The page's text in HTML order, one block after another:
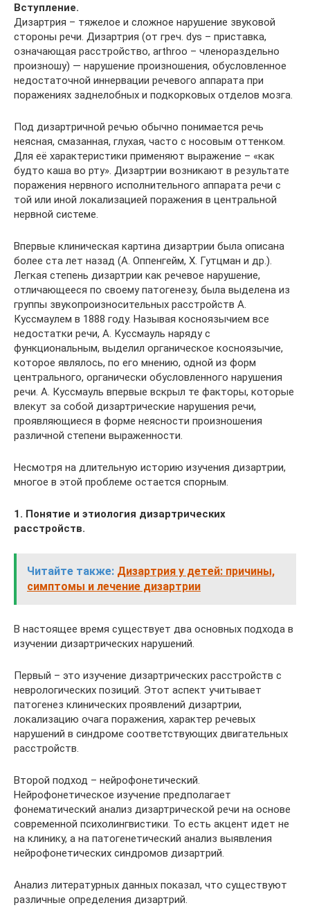
Вступление.
Дизартрия – тяжелое и сложное нарушение звуковой
стороны речи. Дизартрия (от греч. dys – приставка,
означающая расстройство, arthroo – членораздельно
произношу) — нарушение произношения, обусловленное
недостаточной иннервации речевого аппарата при
поражениях заднелобных и подкорковых отделов мозга.
Под дизартричной речью обычно понимается речь
неясная, смазанная, глухая, часто с носовым оттенком.
Для её характеристики применяют выражение – «как
будто каша во рту». Дизартрии возникают в результате
поражения нервного исполнительного аппарата речи с
той или иной локализацией поражения в центральной
нервной системе.
Впервые клиническая картина дизартрии была описана
более ста лет назад (А. Оппенгейм, Х. Гутцман и др.).
Легкая степень дизартрии как речевое нарушение,
отличающееся по своему патогенезу, была выделена из
группы звукопроизносительных расстройств А.
Куссмаулем в 1888 году. Называя косноязычием все
недостатки речи, А. Куссмауль наряду с
функциональным, выделил органическое косноязычие,
которое являлось, по его мнению, одной из форм
центрального, органически обусловленного нарушения
речи. А. Куссмауль впервые вскрыл те факторы, которые
влекут за собой дизартрические нарушения речи,
проявляющиеся в форме неясности произношения
различной степени выраженности.
Несмотря на длительную историю изучения дизартрии,
многое в этой проблеме остается спорным.
1. Понятие и этиология дизартрических
расстройств.
Читайте также: Дизартрия у детей: причины,
симптомы и лечение дизартрии
В настоящее время существует два основных подхода в
изучении дизартрических нарушений.
Первый – это изучение дизартрических расстройств с
неврологических позиций. Этот аспект учитывает
патогенез клинических проявлений дизартрии,
локализацию очага поражения, характер речевых
нарушений в синдроме соответствующих двигательных
расстройств.
Второй подход – нейрофонетический.
Нейрофонетическое изучение предполагает
фонематический анализ дизартрической речи на основе
современной психолингвистики. То есть акцент идет не
на клинику, а на патогенетический анализ выявления
нейрофонетических синдромов дизартрий.
Анализ литературных данных показал, что существуют
различные определения дизартрий.